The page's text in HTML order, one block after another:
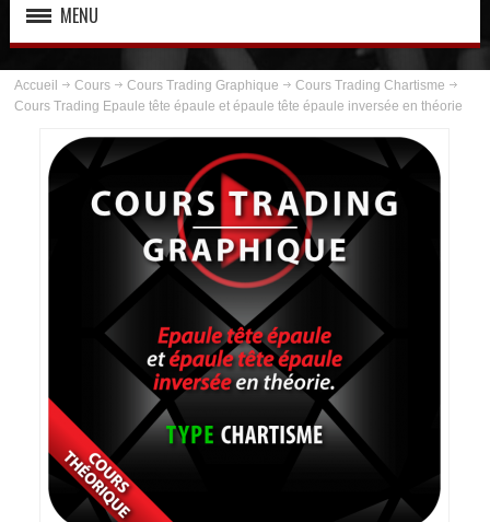
MENU
ABOUT US
PLANNING
COURS TRADING GOLD
COURS TRADING PÉTROLE
COURS TRADING ARGENT
COURS TRADING BUND
Accueil Cours Cours Trading Graphique
Cours Trading Chartisme
Cours Trading Epaule tête épaule et épaule tête épaule inversée en théorie